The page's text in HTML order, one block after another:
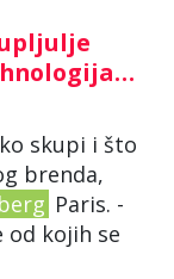
skupi i što
brenda,
Paris. -
od kojih se